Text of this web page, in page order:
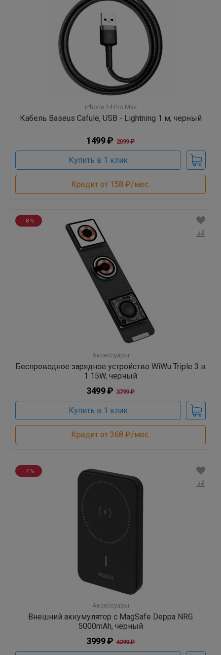
iPhone 14 Pro Max
Кабель Baseus Cafule, USB - Lightning 1 м, черный
1499 ₽ 2099 ₽
Купить в 1 клик
Кредит от 158 ₽/мес.
- 8 %
Аксессуары
Беспроводное зарядное устройство WiWu Triple 3 в
1 15W, черный
3499 ₽ 3799 ₽
Купить в 1 клик
Кредит от 368 ₽/мес.
- 7 %
Аксессуары
Внешний аккумулятор с MagSafe Deppa NRG
5000mAh, чёрный
3999 ₽ 4299 ₽